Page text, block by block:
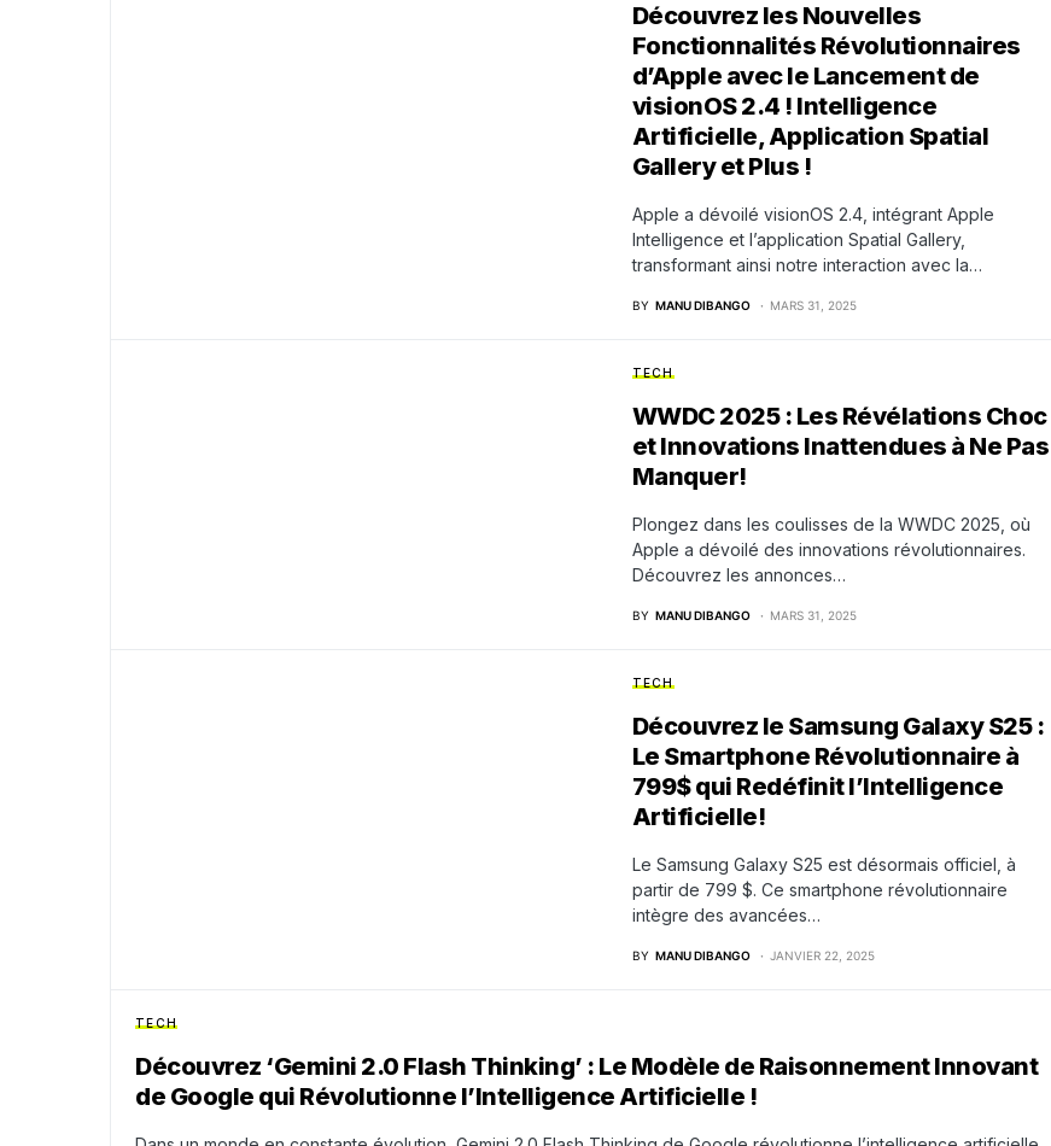
Découvrez les Nouvelles
Fonctionnalités Révolutionnaires
d’Apple avec le Lancement de
visionOS 2.4 ! Intelligence
Artificielle, Application Spatial
Gallery et Plus !
Apple a dévoilé visionOS 2.4, intégrant Apple
Intelligence et l’application Spatial Gallery,
transformant ainsi notre interaction avec la…
BY MANU DIBANGO MARS 31, 2025
TECH
WWDC 2025 : Les Révélations Choc
et Innovations Inattendues à Ne Pas
Manquer!
Plongez dans les coulisses de la WWDC 2025, où
Apple a dévoilé des innovations révolutionnaires.
Découvrez les annonces…
BY MANU DIBANGO MARS 31, 2025
TECH
Découvrez le Samsung Galaxy S25 :
Le Smartphone Révolutionnaire à
799$ qui Redéfinit l’Intelligence
Artificielle!
Le Samsung Galaxy S25 est désormais officiel, à
partir de 799 $. Ce smartphone révolutionnaire
intègre des avancées…
BY MANU DIBANGO JANVIER 22, 2025
TECH
Découvrez ‘Gemini 2.0 Flash Thinking’ : Le Modèle de Raisonnement Innovant
de Google qui Révolutionne l’Intelligence Artificielle !